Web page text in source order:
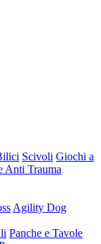
Scivoli Giochi a
Anti Trauma
Agility Dog
Panche e Tavole